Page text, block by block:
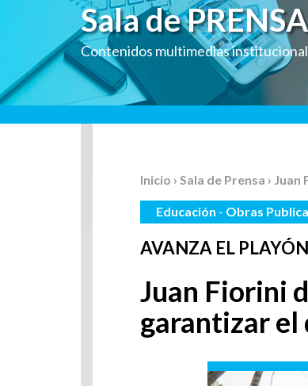
Sala de PRENSA
Contenidos multimedias
Inicio › Sala de Prensa ›
Educación - Obras
AVANZA EL
Juan Fiorini
garantizar el